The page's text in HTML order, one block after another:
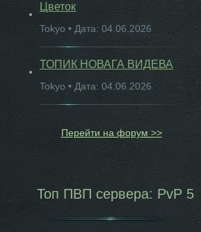
Цветок
Tokyo • Дата: 04.06.2026
ТОПИК НОВАГА ВИДЕВА
Tokyo • Дата: 04.06.2026
Перейти на форум >>
Топ ПВП сервера: PvP 5